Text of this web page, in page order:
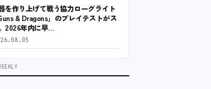
を作り上げて戦う協力ローグライト
& Dragons」のプレイテストがス
2026年内に早…